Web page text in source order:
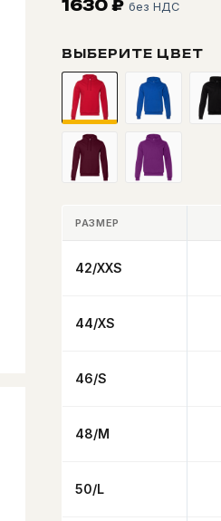
1630 ₽ без НДС
ВЫБЕРИТЕ ЦВЕТ
РАЗМЕР
42/XXS
44/XS
46/S
48/M
50/L